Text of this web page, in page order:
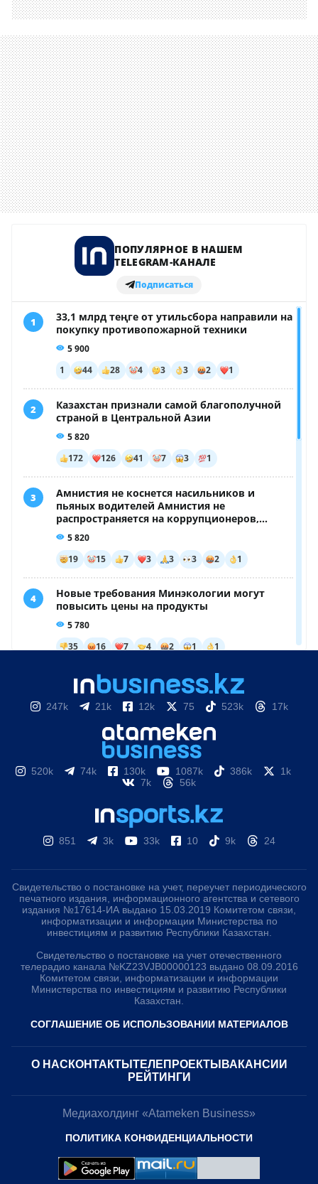
247k 21k 12k 75 523k 17k
520k 74k 130k 1087k 386k
1k
7k
56k
851 3k 33k 10 9k 24
Свидетельство о постановке на учет, переучет периодического
печатного издания, информационного агентства и сетевого
издания №17614-ИА выдано 15.03.2019 Комитетом связи,
информатизации и информации Министерства по
инвестициям и развитию Республики Казахстан.
Свидетельство о постановке на учет отечественного
телерадио канала №KZ23VJB00000123 выдано 08.09.2016
Комитетом связи, информатизации и информации
Министерства по инвестициям и развитию Республики
Казахстан.
СОГЛАШЕНИЕ ОБ ИСПОЛЬЗОВАНИИ МАТЕРИАЛОВ
О НАС КОНТАКТЫ ТЕЛЕПРОЕКТЫ ВАКАНСИИ
РЕЙТИНГИ
Медиахолдинг «Atameken Business»
ПОЛИТИКА КОНФИДЕНЦИАЛЬНОСТИ